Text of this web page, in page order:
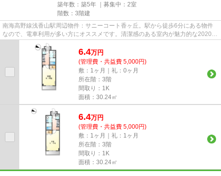
築年数：築5年 ｜募集中： 2室
階数：3階建
南海高野線浅香山駅周辺物件：サニーコート香ヶ丘。駅から徒歩6分にある物件
なので、電車利用が多い方にオススメです。清潔感のある室内が魅力的な2020年
築の物件となっており、一押し...
6.4万円
(管理費・共益費 5,000円)
敷：1ヶ月｜礼：0ヶ月
所在階：3階
間取り：1K
面積：30.24㎡
6.4万円
(管理費・共益費 5,000円)
敷：1ヶ月｜礼：1ヶ月
所在階：3階
間取り：1K
面積：30.24㎡